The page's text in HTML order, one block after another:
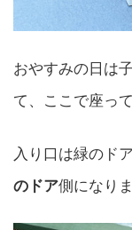
おやすみの日は
て、ここで座っ
入り口は緑のド
のドア側になり